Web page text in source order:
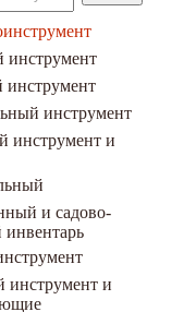
инструмент
инструмент
инструмент
инструмент и
и садово-
инструмент и